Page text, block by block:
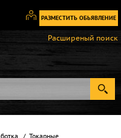
РАЗМЕСТИТЬ ОБЬЯВЛЕНИЕ
Вход
Регистрация
Расширеный поиск
Токарные